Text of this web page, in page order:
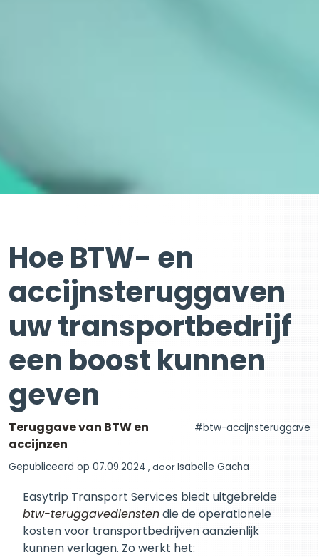
Hoe BTW- en
accijnsteruggaven
uw transportbedrijf
een boost kunnen
geven
Teruggave van BTW en
accijnzen
btw-accijnsteruggave
Gepubliceerd op 07.09.2024 , doorIsabelle Gacha
Easytrip Transport Services biedt uitgebreide
btw-teruggavedienstendie de operationele
kosten voor transportbedrijven aanzienlijk
kunnen verlagen. Zo werkt het: